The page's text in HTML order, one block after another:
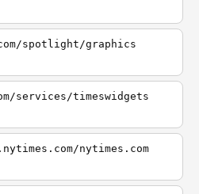
spotlight/graphics
services/timeswidgets
nytimes.com